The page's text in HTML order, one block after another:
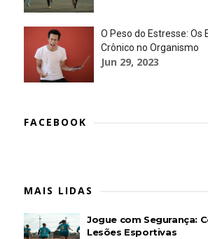
O Peso do Estresse: Os
Crônico no Organismo
Jun 29, 2023
FACEBOOK
MAIS LIDAS
Jogue com Segurança:
Lesões Esportivas